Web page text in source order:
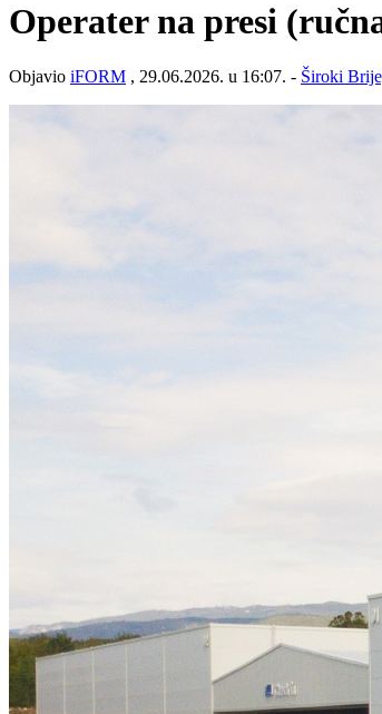
Operater na presi
Objavio iFORM , 29.06.2026. u 16:07. - Široki